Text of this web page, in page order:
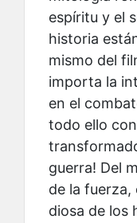
espíritu y el
historia
mismo del
importa la
en el
todo ello
guerra! Del
de la fuerza,
diosa de los